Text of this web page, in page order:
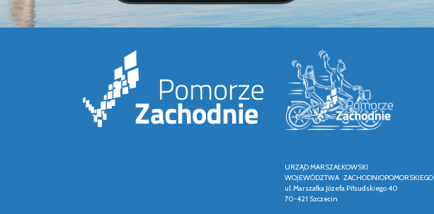
URZĄD MARSZAŁKOWSKI
WOJEWÓDZTWA ZACHODNIOPOMORSKIEGO
ul. Marszałka Józefa Piłsudskiego 40
70-421 Szczecin